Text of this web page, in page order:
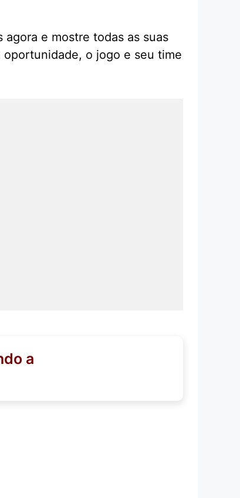
e mostre todas as suas
oportunidade, o jogo e seu time
a